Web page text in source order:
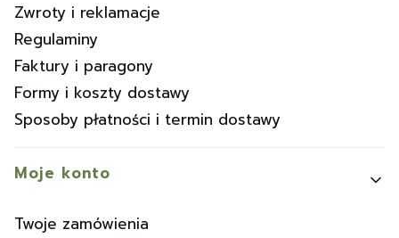
Zwroty i reklamacje
Regulaminy
Faktury i paragony
Formy i koszty dostawy
Sposoby płatności i termin dostawy
Moje konto
Twoje zamówienia